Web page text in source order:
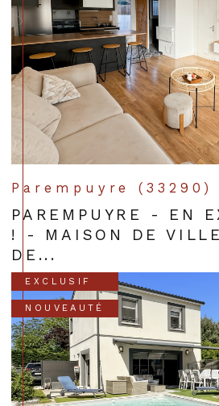
Parempuyre (33290)
PAREMPUYRE - EN
! - MAISON DE
DE...
EXCLUSIF
NOUVEAUTÉ